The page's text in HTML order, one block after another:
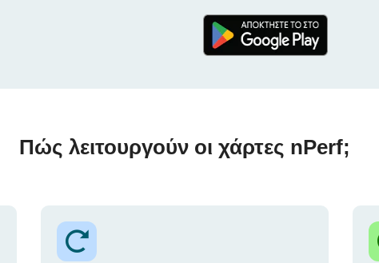
Πώς λειτουργούν οι χάρτες nPerf;